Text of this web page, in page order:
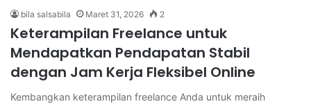
bila salsabila Maret 31, 2026 2
Keterampilan Freelance untuk
Mendapatkan Pendapatan Stabil
dengan Jam Kerja Fleksibel Online
Kembangkan keterampilan freelance Anda untuk meraih